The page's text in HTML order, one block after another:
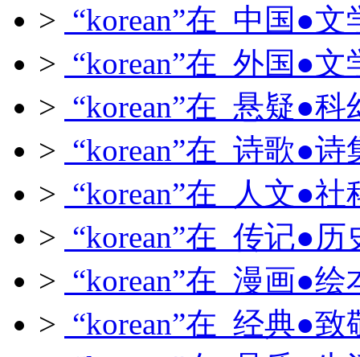
> “korean”在 中国●文
> “korean”在 外国●文
> “korean”在 悬疑●科
> “korean”在 诗歌●诗
> “korean”在 人文●社
> “korean”在 传记●历
> “korean”在 漫画●绘
> “korean”在 经典●致